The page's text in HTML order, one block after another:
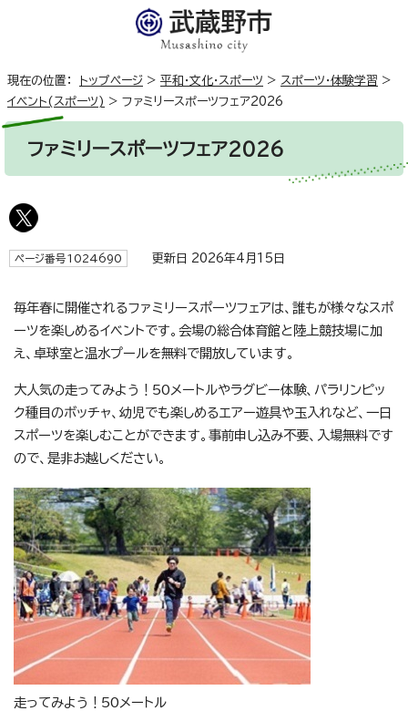
現在の位置： トップページ > 平和・文化・スポーツ > スポーツ・体験学習 >
イベント(スポーツ) > ファミリースポーツフェア2026
ファミリースポーツフェア2026
ページ番号1024690 更新日 2026年4月15日
毎年春に開催されるファミリースポーツフェアは、誰もが様々なスポ
ーツを楽しめるイベントです。会場の総合体育館と陸上競技場に加
え、卓球室と温水プールを無料で開放しています。
大人気の走ってみよう！50メートルやラグビー体験、パラリンピッ
ク種目のボッチャ、幼児でも楽しめるエアー遊具や玉入れなど、一日
スポーツを楽しむことができます。事前申し込み不要、入場無料です
ので、是非お越しください。
走ってみよう！50メートル